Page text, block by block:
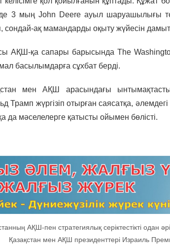
3 мың John Deere ауыл шаруашылығы
сондай-ақ мамандарды оқыту жүйесін
АҚШ-қа сапары барысында The
басылымдарға сұхбат берді.
мен АҚШ арасындағы
жүргізіп отырған саясатқа, әлемдегі
да мәселелерге қатысты ойымен бөлісті.
АҚШ-пен стратегиялық серіктестікті одан
Қазақстан мен АҚШ президенттері Израиль